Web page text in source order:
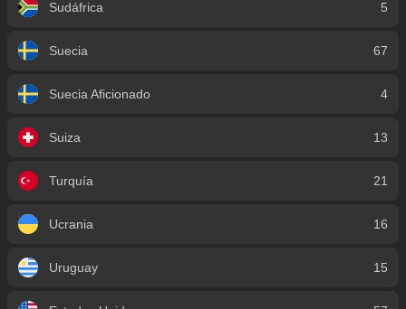
Sudáfrica 5
Suecia 67
Suecia Aficionado 4
Suiza 13
Turquía 21
Ucrania 16
Uruguay 15